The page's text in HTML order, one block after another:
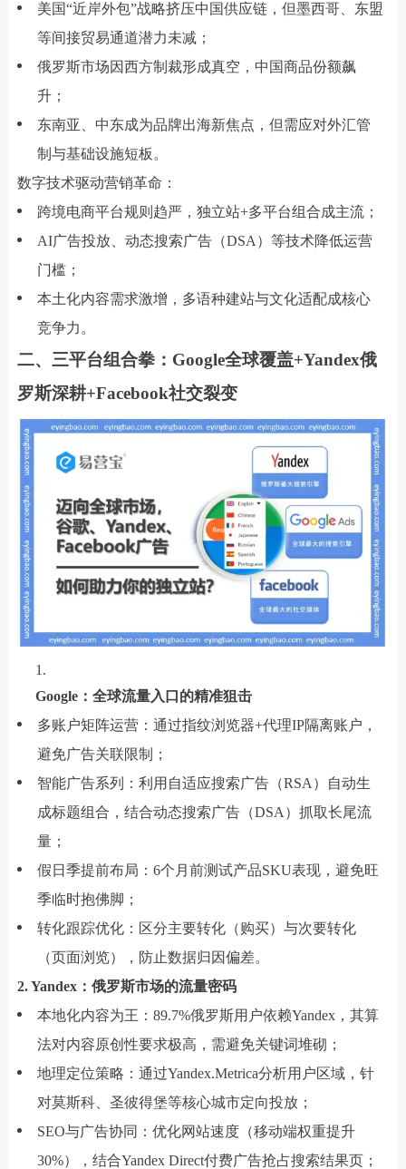
美国“近岸外包”战略挤压中国供应链，但墨西哥、东盟
等间接贸易通道潜力未减；
俄罗斯市场因西方制裁形成真空，中国商品份额飙
升；
东南亚、中东成为品牌出海新焦点，但需应对外汇管
制与基础设施短板。
数字技术驱动营销革命：
跨境电商平台规则趋严，独立站+多平台组合成主流；
AI广告投放、动态搜索广告（DSA）等技术降低运营
门槛；
本土化内容需求激增，多语种建站与文化适配成核心
竞争力。
二、三平台组合拳：Google全球覆盖+Yandex俄
罗斯深耕+Facebook社交裂变
Google：全球流量入口的精准狙击
多账户矩阵运营：通过指纹浏览器+代理IP隔离账户，
避免广告关联限制；
智能广告系列：利用自适应搜索广告（RSA）自动生
成标题组合，结合动态搜索广告（DSA）抓取长尾流
量；
假日季提前布局：6个月前测试产品SKU表现，避免旺
季临时抱佛脚；
转化跟踪优化：区分主要转化（购买）与次要转化
（页面浏览），防止数据归因偏差。
2. Yandex：俄罗斯市场的流量密码
本地化内容为王：89.7%俄罗斯用户依赖Yandex，其算
法对内容原创性要求极高，需避免关键词堆砌；
地理定位策略：通过Yandex.Metrica分析用户区域，针
对莫斯科、圣彼得堡等核心城市定向投放；
SEO与广告协同：优化网站速度（移动端权重提升
30%），结合Yandex Direct付费广告抢占搜索结果页；